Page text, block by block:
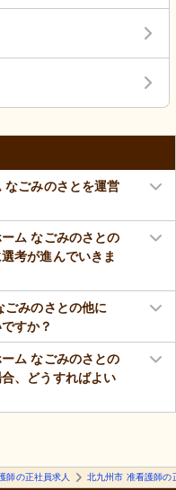
なごみのさとを運営
ム なごみのさとの
考が進んでいきま
ごみのさとの他に
すか？
ム なごみのさとの
、どうすればよい
師の正社員求人 北九州市 准看護師の